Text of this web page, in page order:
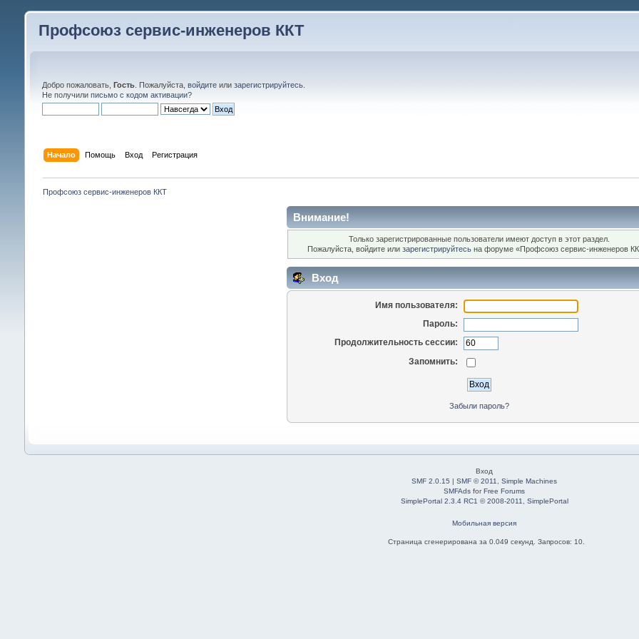
Профсоюз сервис-инженеров ККТ
Добро пожаловать, Гость. Пожалуйста, войдитеили зарегистрируйтесь.
Не получили письмо с кодом активации?
Начало Помощь Вход Регистрация
Профсоюз сервис-инженеров ККТ
Внимание!
Только зарегистрированные пользователи имеют доступ в этот раздел.
Пожалуйста, войдите илизарегистрируйтесь на форуме «Профсоюз сервис-инженеров
Вход
Имя пользователя:
Пароль:
Продолжительность сессии:
Запомнить:
Забыли пароль?
Вход
SMF 2.0.15 |SMF © 2011 ,Simple Machines
SMFAds forFree Forums
SimplePortal 2.3.4 RC1 © 2008-2011, SimplePortal
Мобильная версия
Страница сгенерирована за 0.049 секунд. Запросов: 10.